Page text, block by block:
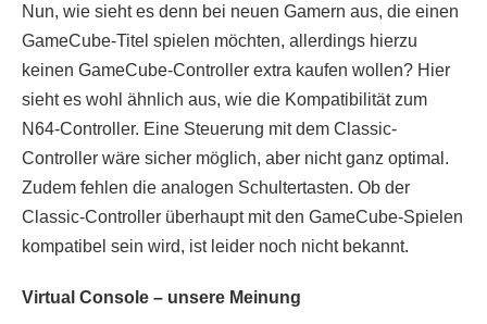
Nun, wie sieht es denn bei neuen Gamern aus, die einen
GameCube-Titel spielen möchten, allerdings hierzu
keinen GameCube-Controller extra kaufen wollen? Hier
sieht es wohl ähnlich aus, wie die Kompatibilität zum
N64-Controller. Eine Steuerung mit dem Classic-
Controller wäre sicher möglich, aber nicht ganz optimal.
Zudem fehlen die analogen Schultertasten. Ob der
Classic-Controller überhaupt mit den GameCube-Spielen
kompatibel sein wird, ist leider noch nicht bekannt.
Virtual Console – unsere Meinung